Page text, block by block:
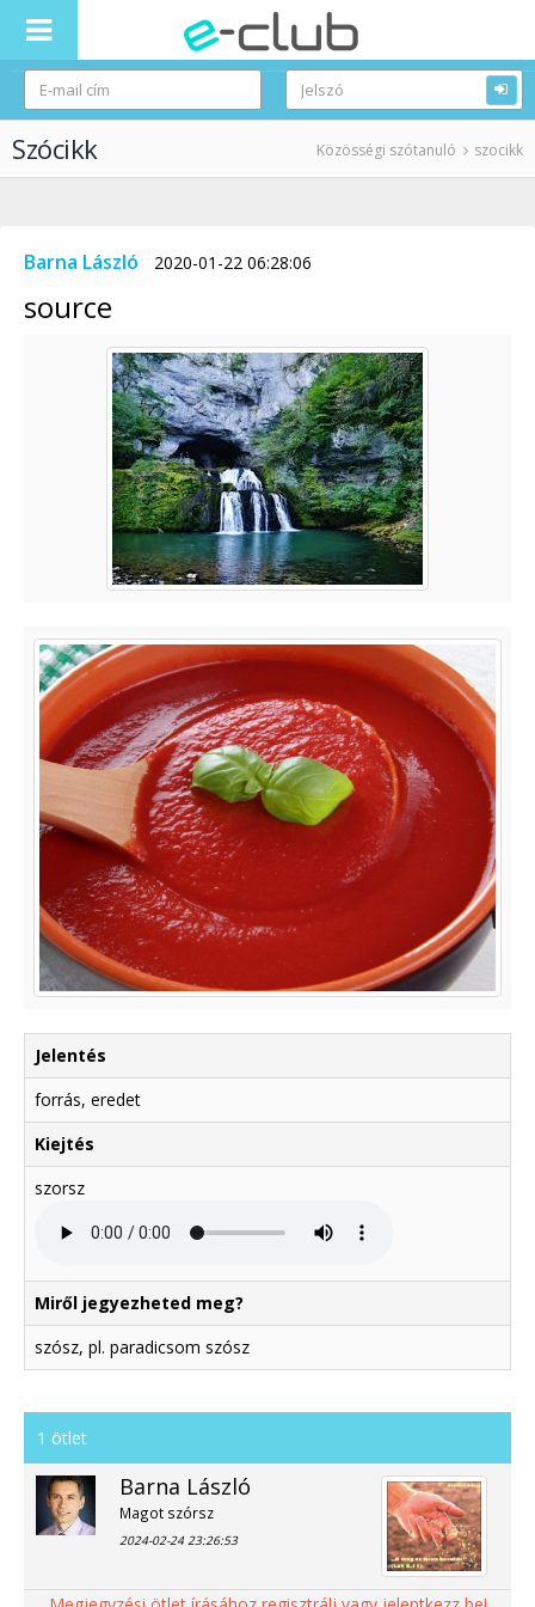
Szócikk Közösségi szótanuló szocikk
Barna László 2020-01-22 06:28:06
source
Jelentés
forrás, eredet
Kiejtés
szorsz
Miről jegyezheted meg?
szósz, pl. paradicsom szósz
1 ötlet
Barna László
Magot szórsz
2024-02-24 23:26:53